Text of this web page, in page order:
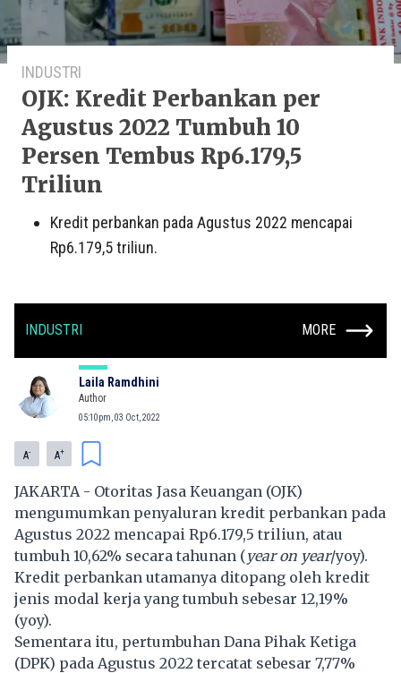
INDUSTRI
OJK: Kredit Perbankan per
Agustus 2022 Tumbuh 10
Persen Tembus Rp6.179,5
Triliun
Kredit perbankan pada Agustus 2022 mencapai
Rp6.179,5 triliun.
INDUSTRI MORE
Laila Ramdhini
Author
05:10pm, 03 Oct, 2022
A- A+
JAKARTA - Otoritas Jasa Keuangan (OJK)
mengumumkan penyaluran kredit perbankan pada
Agustus 2022 mencapai Rp6.179,5 triliun, atau
tumbuh 10,62% secara tahunan (year on year/yoy).
Kredit perbankan utamanya ditopang oleh kredit
jenis modal kerja yang tumbuh sebesar 12,19%
(yoy).
Sementara itu, pertumbuhan Dana Pihak Ketiga
(DPK) pada Agustus 2022 tercatat sebesar 7,77%